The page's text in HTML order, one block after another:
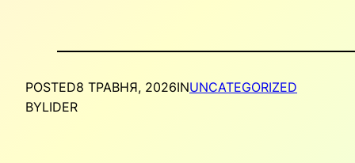
POSTED8 ТРАВНЯ, 2026INUNCATEGORIZED
BYLIDER